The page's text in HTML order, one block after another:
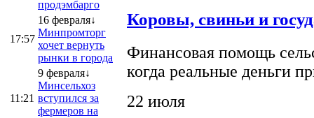
продэмбарго
17:57
16 февраля↓
Минпромторг
хочет вернуть
рынки в города
11:21
9 февраля↓
Минсельхоз
вступился за
фермеров на
Коровы, свиньи и
Финансовая помощь
когда реальные деньги
22 июля